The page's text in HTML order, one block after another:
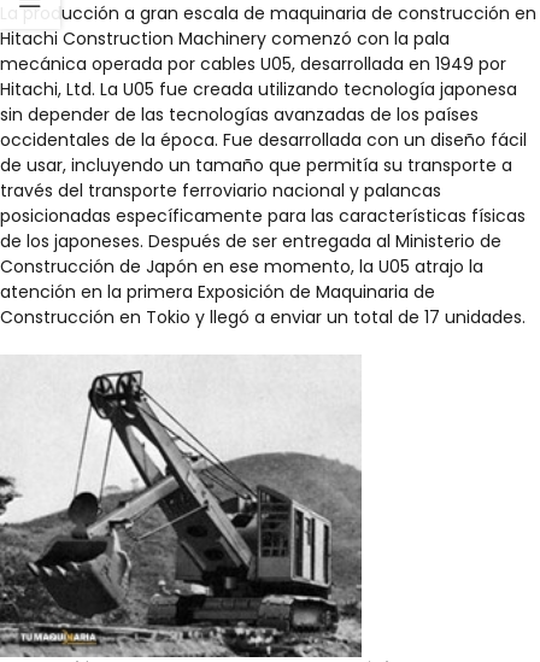
La producción a gran escala de maquinaria de construcción en
Hitachi Construction Machinery comenzó con la pala
mecánica operada por cables U05, desarrollada en 1949 por
Hitachi, Ltd. La U05 fue creada utilizando tecnología japonesa
sin depender de las tecnologías avanzadas de los países
occidentales de la época. Fue desarrollada con un diseño fácil
de usar, incluyendo un tamaño que permitía su transporte a
través del transporte ferroviario nacional y palancas
posicionadas específicamente para las características físicas
de los japoneses. Después de ser entregada al Ministerio de
Construcción de Japón en ese momento, la U05 atrajo la
atención en la primera Exposición de Maquinaria de
Construcción en Tokio y llegó a enviar un total de 17 unidades.